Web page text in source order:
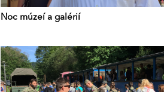
Noc múzeí a galérií